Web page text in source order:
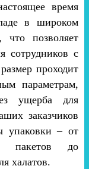
время
в широком
позволяет
сотрудников с
проходит
параметрам,
ущерба для
заказчиков
упаковки – от
пакетов до
халатов.